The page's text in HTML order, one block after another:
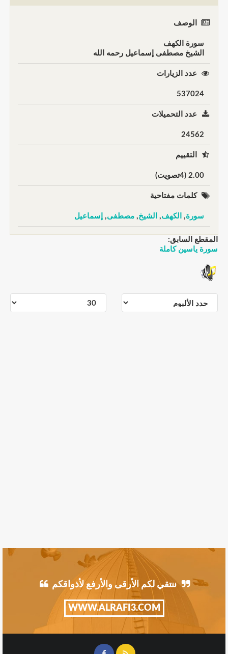
الوصف
سورة الكهف
الشيخ مصطفى إسماعيل رحمه الله
عدد الزيارات
537024
عدد التحميلات
24562
التقييم
2.00 (4تصويت)
كلمات مفتاحية
سورة, الكهف, الشيخ, مصطفى, إسماعيل
المقطع السابق:
سورة ياسين كاملة
ننتقي لكم الأرقى والأرفع لأذواقكم
WWW.ALRAFI3.COM